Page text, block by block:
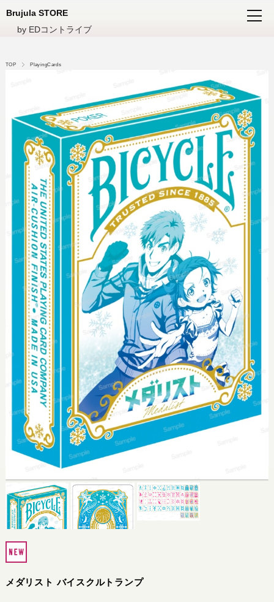
Brujula STORE
by EDコントライブ
TOP PlayingCards
メダリスト バイスクルトランプ